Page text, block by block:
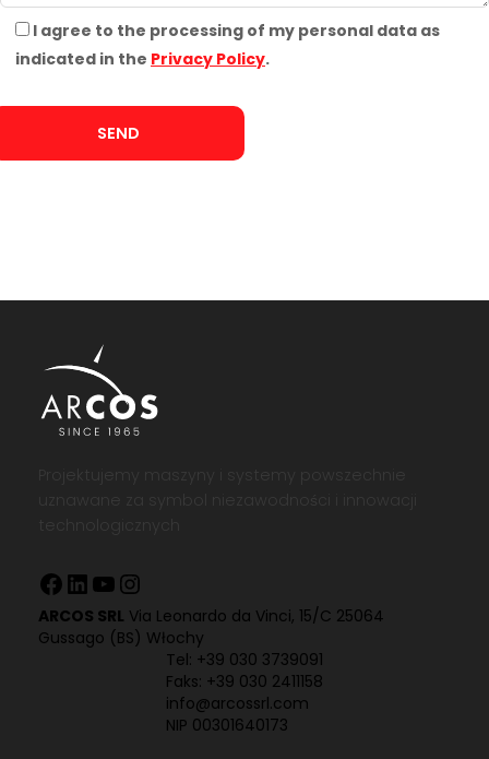
I agree to the processing of my personal data as
indicated in the Privacy Policy.
Projektujemy maszyny i systemy powszechnie
uznawane za symbol niezawodności i innowacji
Facebook
LinkedInYouTube
ARCOS SRL Via Leonardo da Vinci, 15/C 25064
Gussago (BS) Włochy
Tel: +39 030 3739091
Faks: +39 030 2411158
info@arcossrl.com
NIP 00301640173